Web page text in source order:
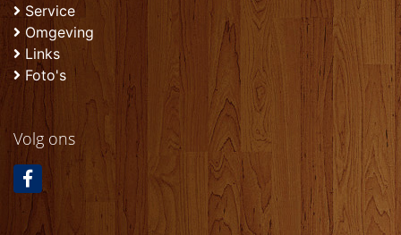
Service
Omgeving
Links
Foto's
Volg ons